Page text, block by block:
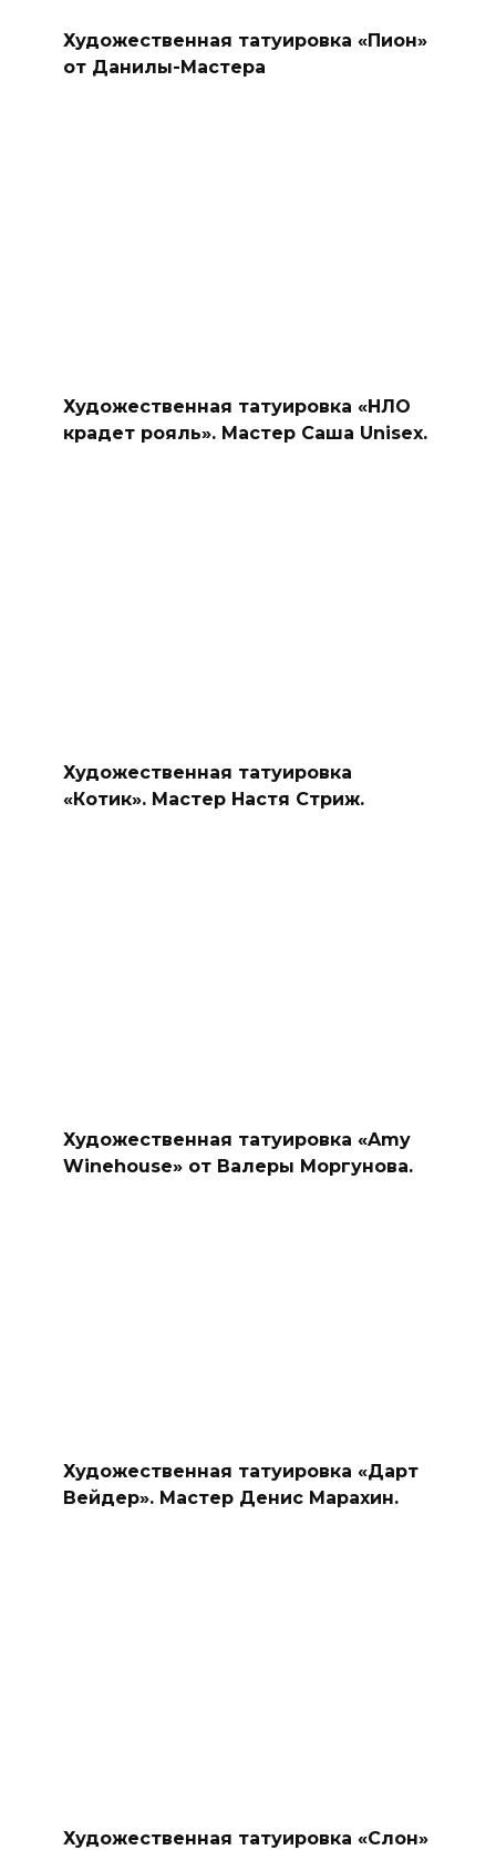
Художественная татуировка «Пион»
от Данилы-Мастера
Художественная татуировка «НЛО
крадет рояль». Мастер Саша Unisex.
Художественная татуировка
«Котик». Мастер Настя Стриж.
Художественная татуировка «Amy
Winehouse» от Валеры Моргунова.
Художественная татуировка «Дарт
Вейдер». Мастер Денис Марахин.
Художественная татуировка «Слон»